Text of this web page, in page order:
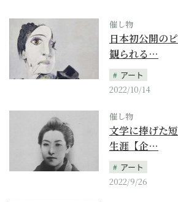
催し物
日本初公開の
観られる…
アート
2022/10/14
催し物
文学に捧げた
生涯【企…
アート
2022/9/26